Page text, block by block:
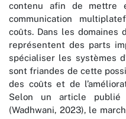
contenu afin de mettre
communication
coûts. Dans les
représentent des parts
spécialiser les systèmes
sont friandes de cette
des coûts et de
Selon un article publié
(Wadhwani, 2023), le